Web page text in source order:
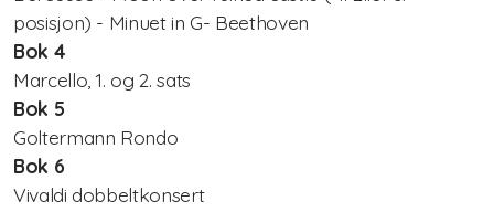
posisjon) - Minuet in G- Beethoven
Bok 4
Marcello, 1. og 2. sats
Bok 5
Goltermann Rondo
Bok 6
Vivaldi dobbeltkonsert
Suzukiundervisning på Voldsløkka kulturstasjon i
Oslo!
Styret 2022/2023
Sommerkurs 2021